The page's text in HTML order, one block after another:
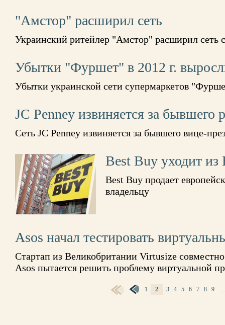
"Амстор" расширил сеть
Украинский ритейлер "Амстор" расширил сеть
Убытки "Фуршет" в 2012 г.
Убытки украинской сети супермаркетов
JC Penney извиняется за бывшего
Сеть JC Penney извиняется за бывшего вице-
Best Buy уходит
Best Buy продает
владельцу
Asos начал тестировать
Стартап из Великобритании Virtusize
Asos пытается решить проблему виртуальной
1 2 3 4 5 6 7 8 9